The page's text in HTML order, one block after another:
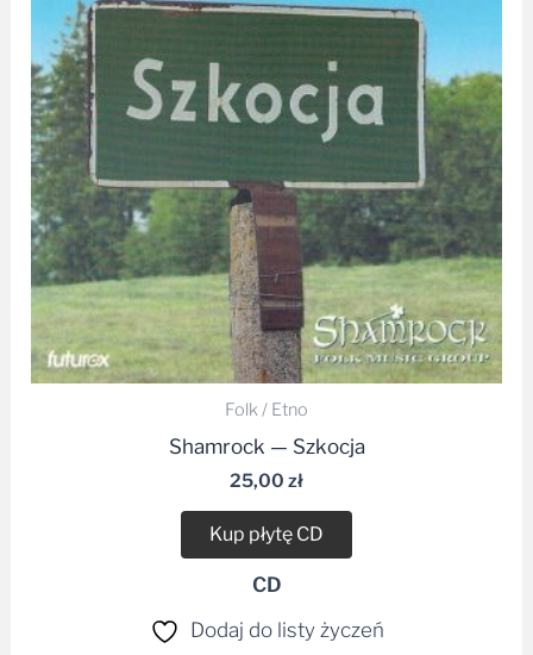
Folk / Etno
Shamrock — Szkocja
25,00 zł
Kup płytę CD
CD
Dodaj do listy życzeń